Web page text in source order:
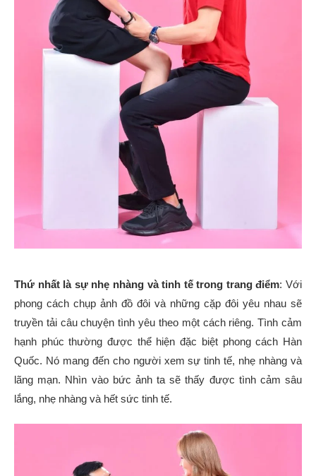
Thứ nhất là sự nhẹ nhàng và tinh tế trong trang điểm: Với
phong cách chụp ảnh đồ đôi và những cặp đôi yêu nhau sẽ
truyền tải câu chuyện tình yêu theo một cách riêng. Tình cảm
hạnh phúc thường được thể hiện đặc biệt phong cách Hàn
Quốc. Nó mang đến cho người xem sự tinh tế, nhẹ nhàng và
lãng mạn. Nhìn vào bức ảnh ta sẽ thấy được tình cảm sâu
lắng, nhẹ nhàng và hết sức tinh tế.